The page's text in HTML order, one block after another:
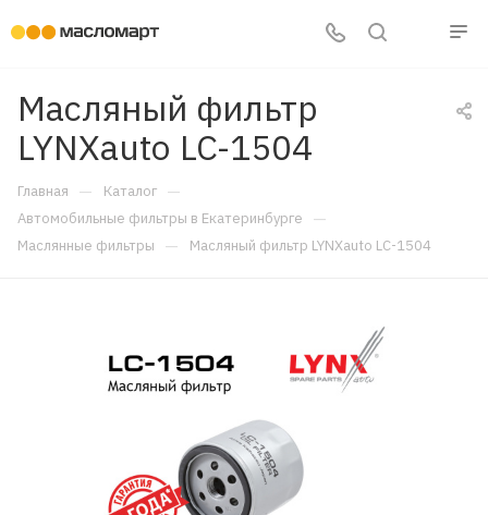
Масляный фильтр
LYNXauto LC-1504
Главная — Каталог —
Автомобильные фильтры в Екатеринбурге —
Маслянные фильтры — Масляный фильтр LYNXauto LC-1504